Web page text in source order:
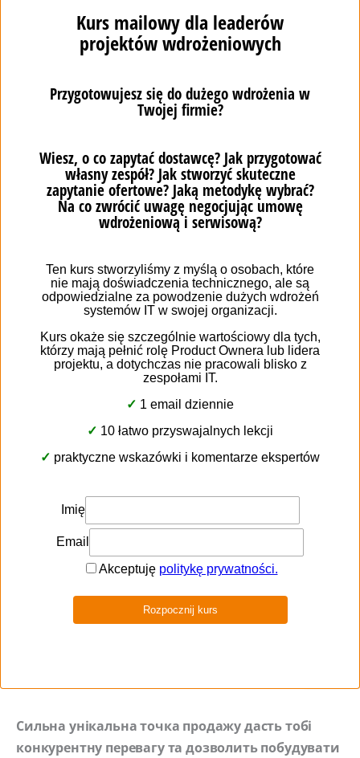
4. Це просто гасло
Його зміст має випливати з усіх аспектів твого
бізнесу. Якщо ти заявляєi, що твої продукти
щоб зробити їх такими. Тільки тоді говори про це
широко і при кожній нагоді. Щоб твоє твердження
не було голослівним.
Приклади дійсного USP
IKEA
Поліпшення роботи гастрономії
Професійна, якісна, довговічна кухонна
техніка для професіоналів
Зручний спосіб замовлення, доставки та
фінансування з урахуванням потреб
гастрономії
Сильна унікальна точка продажу дасть тобі
конкурентну перевагу та дозволить побудувати